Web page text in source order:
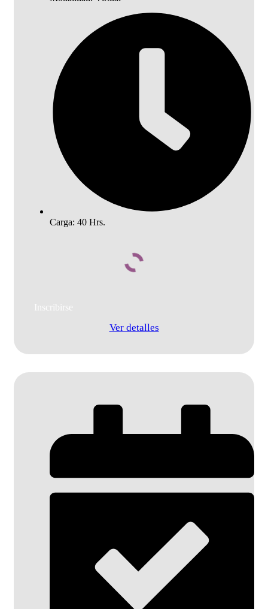
Carga: 40 Hrs.
Añadir al carrito
Ver detalles